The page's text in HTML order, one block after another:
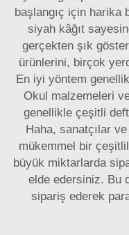
başlangıç için harika
siyah kâğıt
gerçekten şık
ürünlerini, birçok
En iyi yöntem
Okul malzemeleri
genellikle çeşitli
Haha, sanatçılar
mükemmel bir
büyük miktarlarda
elde edersiniz. Bu
sipariş ederek